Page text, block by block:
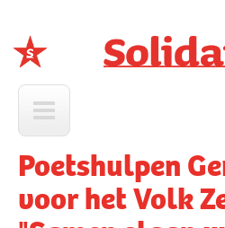
Poetshulpen
voor het Volk